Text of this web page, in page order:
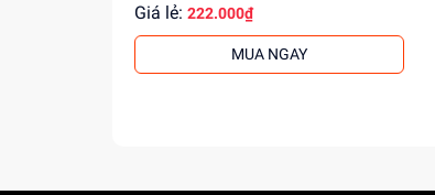
Giá lẻ: 222.000₫
MUA NGAY